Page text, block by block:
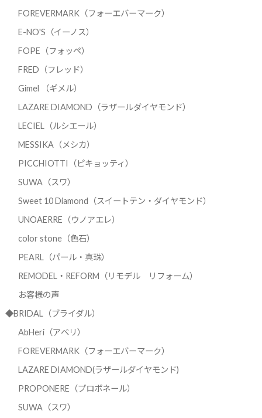
FOREVERMARK（フォーエバーマーク）
E-NO'S（イーノス）
FOPE（フォッペ）
FRED（フレッド）
Gimel （ギメル）
LAZARE DIAMOND（ラザールダイヤモンド）
LECIEL（ルシエール）
MESSIKA（メシカ）
PICCHIOTTI（ピキョッティ）
SUWA（スワ）
Sweet 10 Diamond（スイートテン・ダイヤモンド）
UNOAERRE（ウノアエレ）
color stone（色石）
PEARL（パール・真珠）
REMODEL・REFORM（リモデル リフォーム）
お客様の声
◆BRIDAL（ブライダル）
AbHeri（アベリ）
FOREVERMARK（フォーエバーマーク）
LAZARE DIAMOND(ラザールダイヤモンド)
PROPONERE（プロポネール）
SUWA（スワ）